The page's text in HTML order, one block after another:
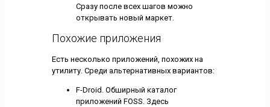
Сразу после всех шагов можно
открывать новый маркет.
Похожие приложения
Есть несколько приложений, похожих на
утилиту. Среди альтернативных вариантов:
F-Droid. Обширный каталог
приложений FOSS. Здесь